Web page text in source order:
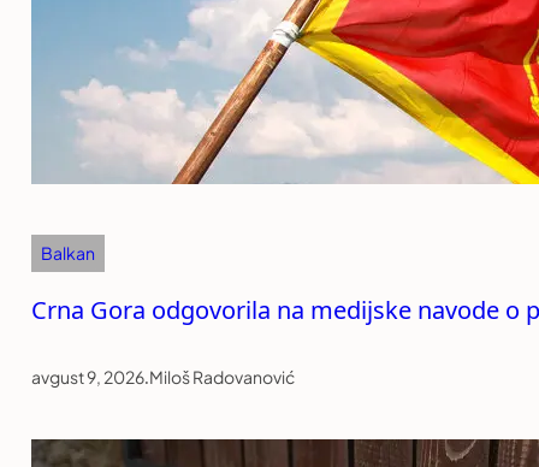
Balkan
Crna Gora odgovorila na medijske navode o
avgust 9, 2026.Miloš Radovanović